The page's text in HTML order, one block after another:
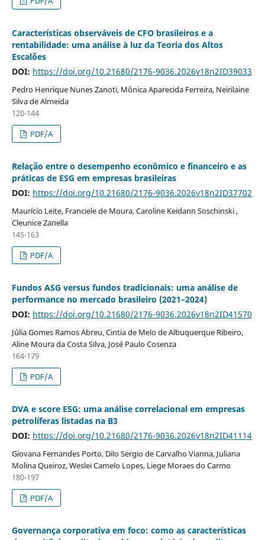
Características observáveis de CFO brasileiros e a
rentabilidade: uma análise à luz da Teoria dos Altos
Escalões
DOI: https://doi.org/10.21680/2176-9036.2026v18n2ID39033
Pedro Henrique Nunes Zanoti, Mônica Aparecida Ferreira, Neirilaine
Silva de Almeida
120-144
PDF/A
Relação entre o desempenho econômico e financeiro e as
práticas de ESG em empresas brasileiras
DOI: https://doi.org/10.21680/2176-9036.2026v18n2ID37702
Maurício Leite, Franciele de Moura, Caroline Keidann Soschinski ,
Cleunice Zanella
145-163
PDF/A
Fundos ASG versus fundos tradicionais: uma análise de
performance no mercado brasileiro (2021–2024)
DOI: https://doi.org/10.21680/2176-9036.2026v18n2ID41570
Júlia Gomes Ramos Abreu, Cintia de Melo de Albuquerque Ribeiro,
Aline Moura da Costa Silva, José Paulo Cosenza
164-179
PDF/A
DVA e score ESG: uma análise correlacional em empresas
petrolíferas listadas na B3
DOI: https://doi.org/10.21680/2176-9036.2026v18n2ID41114
Giovana Fernandes Porto, Dilo Sergio de Carvalho Vianna, Juliana
Molina Queiroz, Weslei Camelo Lopes, Liege Moraes do Carmo
180-197
PDF/A
Governança corporativa em foco: como as características